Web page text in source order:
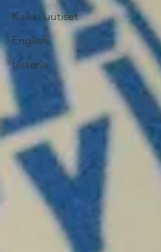
Kaikki uutiset
English
historia